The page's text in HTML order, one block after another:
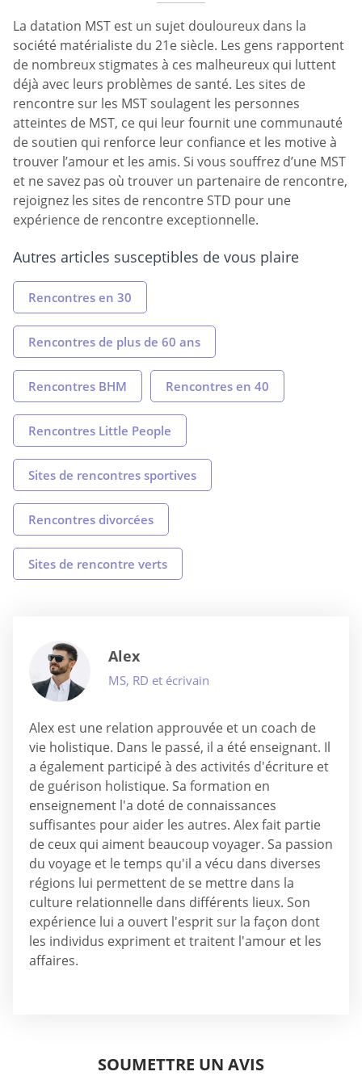
La datation MST est un sujet douloureux dans la
société matérialiste du 21e siècle. Les gens rapportent
de nombreux stigmates à ces malheureux qui luttent
déjà avec leurs problèmes de santé. Les sites de
rencontre sur les MST soulagent les personnes
atteintes de MST, ce qui leur fournit une communauté
de soutien qui renforce leur confiance et les motive à
trouver l’amour et les amis. Si vous souffrez d’une MST
et ne savez pas où trouver un partenaire de rencontre,
rejoignez les sites de rencontre STD pour une
expérience de rencontre exceptionnelle.
Autres articles susceptibles de vous plaire
Rencontres en 30
Rencontres de plus de 60 ans
Rencontres BHM Rencontres en 40
Rencontres Little People
Sites de rencontres sportives
Rencontres divorcées
Sites de rencontre verts
Alex
MS, RD et écrivain
Alex est une relation approuvée et un coach de
vie holistique. Dans le passé, il a été enseignant. Il
a également participé à des activités d'écriture et
de guérison holistique. Sa formation en
enseignement l'a doté de connaissances
suffisantes pour aider les autres. Alex fait partie
de ceux qui aiment beaucoup voyager. Sa passion
du voyage et le temps qu'il a vécu dans diverses
régions lui permettent de se mettre dans la
culture relationnelle dans différents lieux. Son
expérience lui a ouvert l'esprit sur la façon dont
les individus expriment et traitent l'amour et les
affaires.
SOUMETTRE UN AVIS